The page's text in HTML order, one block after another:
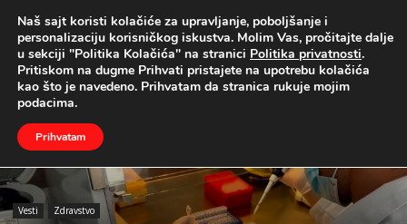
UŽIVO
Naslovna Vesti Zdravstvo
Vesti Zdravstvo
Naš sajt koristi kolačiće za upravljanje, poboljšanje i
personalizaciju korisničkog iskustva. Molim Vas, pročitajte dalje
u sekciji "Politika Kolačića" na stranici Politika privatnosti.
Pritiskom na dugme Prihvati pristajete na upotrebu kolačića
kao što je navedeno. Prihvatam da stranica rukuje mojim
podacima.
Prihvatam